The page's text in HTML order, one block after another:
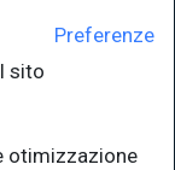
Preferenze
sito
otimizzazione